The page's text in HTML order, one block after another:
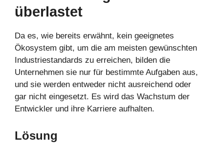
überlastet
Da es, wie bereits erwähnt, kein geeignetes
Ökosystem gibt, um die am meisten gewünschten
Industriestandards zu erreichen, bilden die
Unternehmen sie nur für bestimmte Aufgaben aus,
und sie werden entweder nicht ausreichend oder
gar nicht eingesetzt. Es wird das Wachstum der
Entwickler und ihre Karriere aufhalten.
Lösung